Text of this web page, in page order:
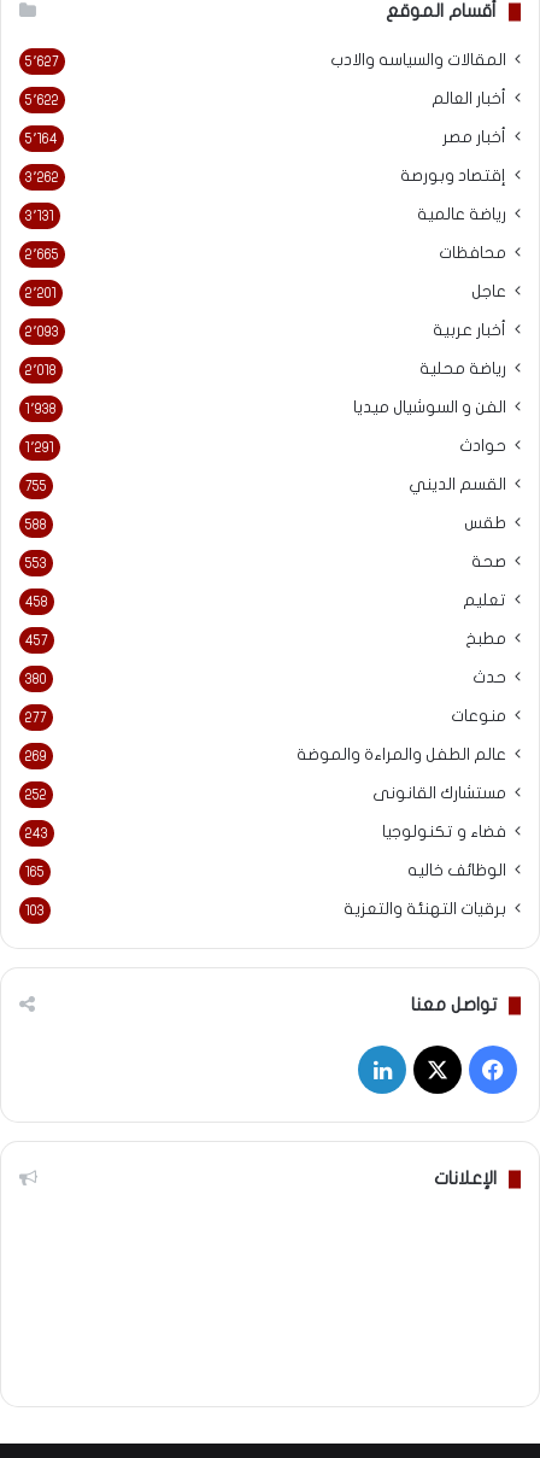
أقسام الموقع
المقالات والسياسه والادب 5٬627
أخبار العالم 5٬622
أخبار مصر 5٬164
إقتصاد وبورصة 3٬262
رياضة عالمية 3٬131
محافظات 2٬665
عاجل 2٬201
أخبار عربية 2٬093
رياضة محلية 2٬018
الفن و السوشيال ميديا 1٬938
حوادث 1٬291
القسم الديني 755
طقس 588
صحة 553
تعليم 458
مطبخ 457
حدث 380
منوعات 277
عالم الطفل والمراءة والموضة 269
مستشارك القانونى 252
فضاء و تكنولوجيا 243
الوظائف خاليه 165
برقيات التهنئة والتعزية 103
تواصل معنا
فيسبوك
‫X لينكدإن
الإعلانات